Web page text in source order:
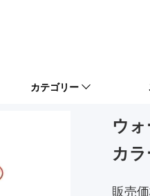
カテゴリー
ウ
カラ
販売